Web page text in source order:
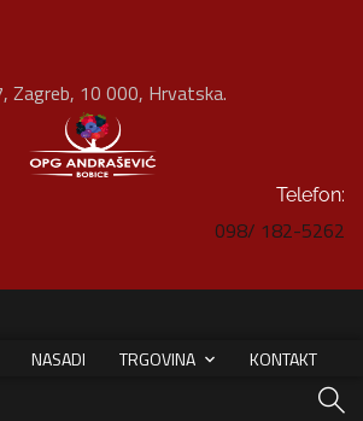
Zagreb, 10 000, Hrvatska.
Telefon:
098/ 182-5262
NASADI TRGOVINA KONTAKT